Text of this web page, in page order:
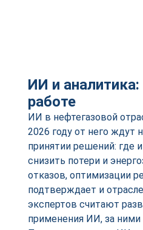
ИИ и
работе
ИИ в нефтегазовой
2026 году от него ждут
принятии решений: где
снизить потери и
отказов, оптимизации
подтверждает и
экспертов считают
применения ИИ, за ними